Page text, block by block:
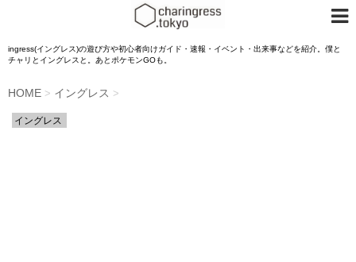
ingress(イングレス)の遊び方や初心者向けガイド・速報・イベント・出来事などを紹介。僕と
チャリとイングレスと。あとポケモンGOも。
HOME > イングレス >
イングレス